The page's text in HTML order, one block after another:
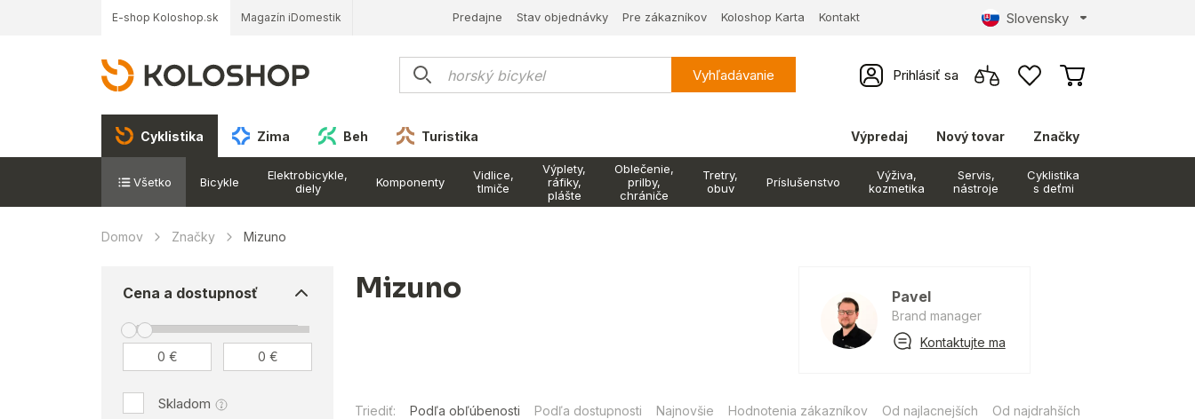
E-shop Koloshop.sk Magazín iDomestik Predajne Stav objednávky Pre zákazníkov Koloshop Karta Kontakt Slovensky
Vyhľadávanie Prihlásiť sa
Cyklistika Zima Beh Turistika Výpredaj Nový tovar Značky
Všetko Bicykle
Elektrobicykle,
diely
Komponenty
Vidlice,
tlmiče
Výplety,
ráfiky,
plášte
Oblečenie,
prilby,
chrániče
Tretry,
obuv
Príslušenstvo
Výživa,
kozmetika
Servis,
nástroje
Cyklistika
s deťmi
Domov Značky Mizuno
Cena a dostupnosť
Skladom
Mizuno Pavel
Brand manager
Kontaktujte ma
Triediť: Podľa obľúbenosti Podľa dostupnosti Najnovšie Hodnotenia zákazníkov Od najlacnejších Od najdrahších